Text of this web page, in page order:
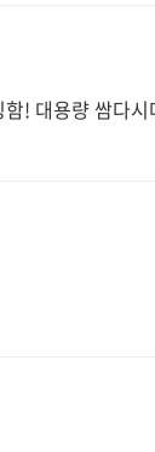
! 대용량 쌈다시